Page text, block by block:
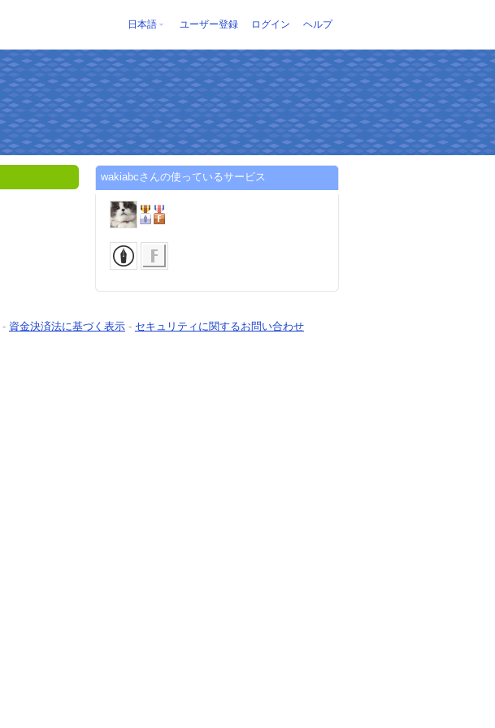
日本語 ユーザー登録 ログイン ヘルプ
wakiabcさんの使っているサービス
- 資金決済法に基づく表示 - セキュリティに関するお問い合わせ